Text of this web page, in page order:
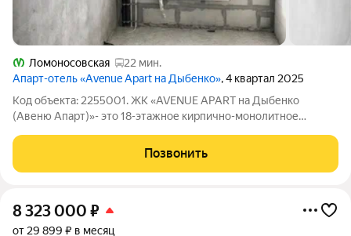
Ломоносовская
22 мин.
Апарт-отель «Avenue Apart на Дыбенко», 4 квартал 2025
Код объекта: 2255001. ЖК «AVENUE APART на Дыбенко
(Авеню Апарт)»- это 18-этaжное киpпично-монолитное
отель комфорт-класса. СДЕЛКА: один взрослый собственник,
БЕЗ обременений! Пешая доступность до
Позвонить
8 323 000 ₽
от 29 899 ₽ в месяц